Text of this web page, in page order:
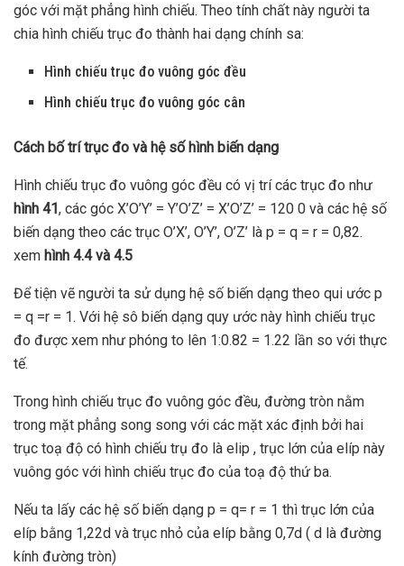
góc với mặt phẳng hình chiếu. Theo tính chất này người ta
chia hình chiếu trục đo thành hai dạng chính sa:
Hình chiếu trục đo vuông góc đều
Hình chiếu trục đo vuông góc cân
Cách bố trí trục đo và hệ số hình biến dạng
Hình chiếu trục đo vuông góc đều có vị trí các trục đo như
hình 41, các góc X’O’Y’ = Y’O’Z’ = X’O’Z’ = 120 0 và các hệ số
biến dạng theo các trục O’X’, O’Y’, O’Z’ là p = q = r = 0,82.
xem hình 4.4 và 4.5
Để tiện vẽ người ta sử dụng hệ số biến dạng theo qui ước p
= q =r = 1. Với hệ sô biến dạng quy ước này hình chiếu trục
đo được xem như phóng to lên 1:0.82 = 1.22 lần so với thực
tế.
Trong hình chiếu trục đo vuông góc đều, đường tròn nằm
trong mặt phẳng song song với các mặt xác định bởi hai
trục toạ độ có hình chiếu trụ đo là elip , trục lớn của elíp này
vuông góc với hình chiếu trục đo của toạ độ thứ ba.
Nếu ta lấy các hệ số biến dạng p = q= r = 1 thì trục lớn của
elíp bằng 1,22d và trục nhỏ của elíp bằng 0,7d ( d là đường
kính đường tròn)